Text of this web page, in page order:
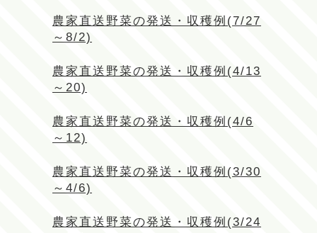
農家直送野菜の発送・収穫例(7/27
～8/2)
農家直送野菜の発送・収穫例(4/13
～20)
農家直送野菜の発送・収穫例(4/6
～12)
農家直送野菜の発送・収穫例(3/30
～4/6)
農家直送野菜の発送・収穫例(3/24